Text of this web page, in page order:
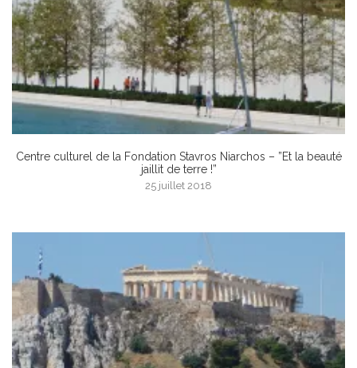
Centre culturel de la Fondation Stavros Niarchos – ”Et la beauté
jaillit de terre !”
25 juillet 2018